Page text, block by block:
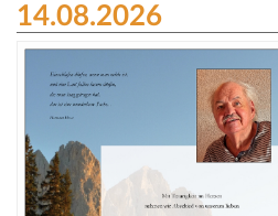
14.08.2026